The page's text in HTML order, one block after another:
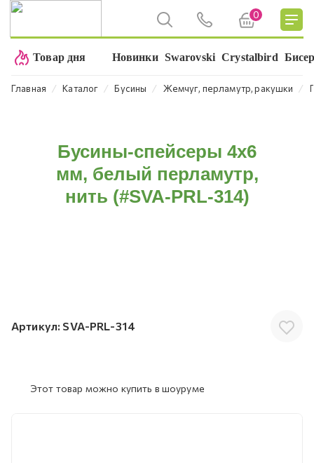
0
Товар дня Новинки Swarovski Crystalbird
Главная ⁄ Каталог ⁄ Бусины ⁄ Жемчуг, перламутр, ракушки ⁄
Бусины-спейсеры 4х6
мм, белый перламутр,
нить (#SVA-PRL-314)
Артикул: SVA-PRL-314
Этот товар можно купить в шоуруме